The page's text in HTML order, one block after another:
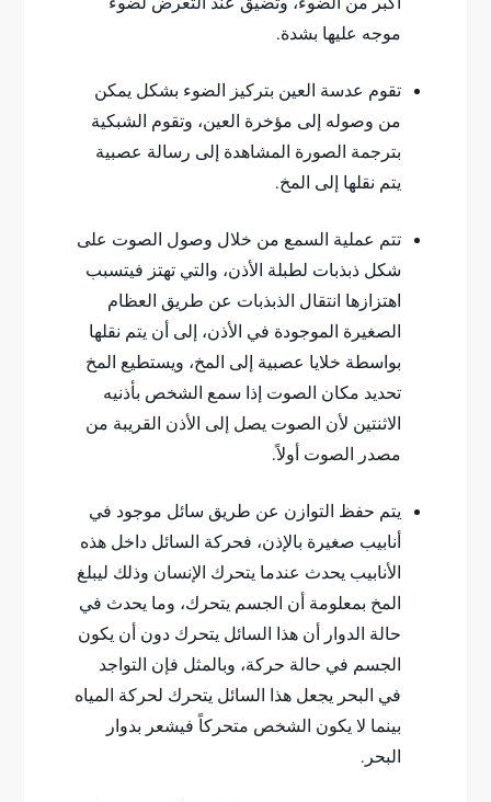
موجه عليها بشدة.
تقوم عدسة العين بتركيز الضوء بشكل يمكن
من وصوله إلى مؤخرة العين، وتقوم الشبكية
بترجمة الصورة المشاهدة إلى رسالة عصبية
يتم نقلها إلى المخ.
تتم عملية السمع من خلال وصول الصوت على
شكل ذبذبات لطبلة الأذن، والتي تهتز فيتسبب
اهتزازها انتقال الذبذبات عن طريق العظام
الصغيرة الموجودة في الأذن، إلى أن يتم نقلها
بواسطة خلايا عصبية إلى المخ، ويستطيع المخ
تحديد مكان الصوت إذا سمع الشخص بأذنيه
الاثنتين لأن الصوت يصل إلى الأذن القريبة من
مصدر الصوت أولاً.
يتم حفظ التوازن عن طريق سائل موجود في
أنابيب صغيرة بالإذن، فحركة السائل داخل هذه
الأنابيب يحدث عندما يتحرك الإنسان وذلك ليبلغ
المخ بمعلومة أن الجسم يتحرك، وما يحدث في
حالة الدوار أن هذا السائل يتحرك دون أن يكون
الجسم في حالة حركة، وبالمثل فإن التواجد
في البحر يجعل هذا السائل يتحرك لحركة المياه
بينما لا يكون الشخص متحركاً فيشعر بدوار
البحر.